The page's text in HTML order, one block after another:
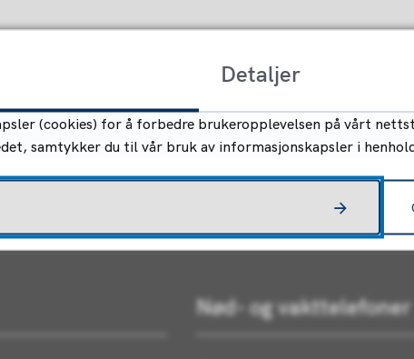
Nød- og vakttelefoner
Detaljer
(cookies) for å forbedre brukeropplevelsen på vårt
samtykker du til vår bruk av informasjonskapsler i